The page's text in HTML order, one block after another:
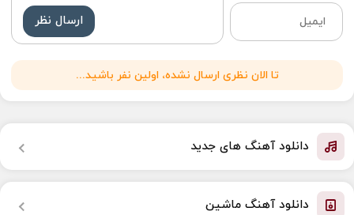
ارسال نظر
تا الان نظری ارسال نشده، اولین نفر باشید...
دانلود آهنگ های جدید
دانلود آهنگ ماشین